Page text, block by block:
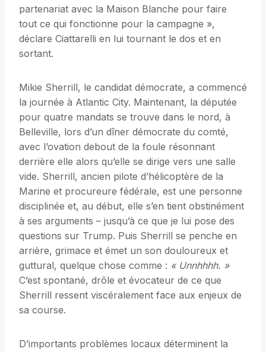
partenariat avec la Maison Blanche pour faire
tout ce qui fonctionne pour la campagne »,
déclare Ciattarelli en lui tournant le dos et en
sortant.
Mikie Sherrill, le candidat démocrate, a commencé
la journée à Atlantic City. Maintenant, la députée
pour quatre mandats se trouve dans le nord, à
Belleville, lors d’un dîner démocrate du comté,
avec l’ovation debout de la foule résonnant
derrière elle alors qu’elle se dirige vers une salle
vide. Sherrill, ancien pilote d’hélicoptère de la
Marine et procureure fédérale, est une personne
disciplinée et, au début, elle s’en tient obstinément
à ses arguments – jusqu’à ce que je lui pose des
questions sur Trump. Puis Sherrill se penche en
arrière, grimace et émet un son douloureux et
guttural, quelque chose comme : « Unnhhhh. »
C’est spontané, drôle et évocateur de ce que
Sherrill ressent viscéralement face aux enjeux de
sa course.
D’importants problèmes locaux déterminent la